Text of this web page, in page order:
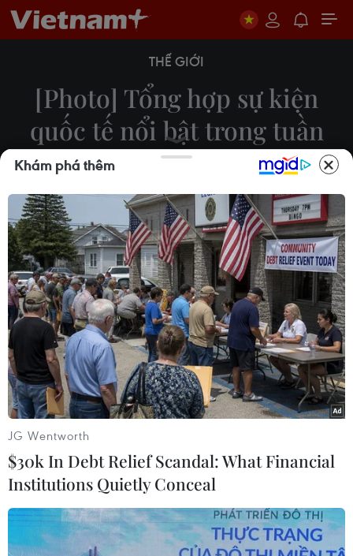
THẾ GIỚI
[Photo] Tổng hợp sự kiện
quốc tế nổi bật trong tuần
qua ảnh
19/02/2021 04:21
WTO chính thức có nữ Tổng giám đốc đầu tiên,
Dịch bệnh Ebola quay trở lại Tây Phi sau 5 năm
vắng bóng, Nhiều người thiệt mạng vì bão mùa
Đông tại Mỹ là những sự kiện nổi bật trong tuần
qua.
Khám phá thêm
JG Wentworth
$30k In Debt Relief Scandal: What Financial
Institutions Quietly Conceal